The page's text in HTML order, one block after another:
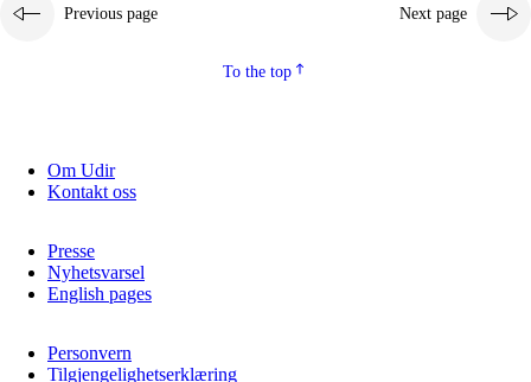
3.2 Teaching and differentiated instruction
3.3 Cooperation between home and school
3.4
On-the-job training in a training establishment and
3.5 Professional environment and school development
Previous page Next page
To the top
Om Udir
Kontakt oss
Presse
Nyhetsvarsel
English pages
Personvern
Tilgjengelighetserklæring